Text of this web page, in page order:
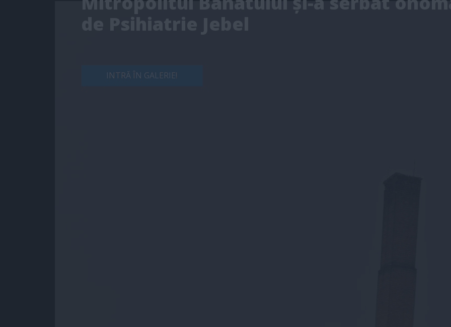
de Psihiatrie Jebel
INTRĂ ÎN GALERIE!